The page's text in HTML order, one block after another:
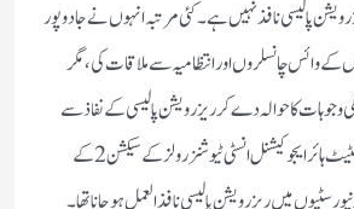
پالیسی نافذ نہیں ہے۔ کئی مرتبہ انہوں نے جادو پور
کے وائس چانسلروں اور انتظامیہ سے ملاقات کی، مگر
وجوہات کا حوالہ دے کر ریزرویشن پالیسی کے نفاذ سے
گریزاں ہیں۔ مغربی بنگال اسٹیٹ ہائر ایجوکیشنل انسٹی ٹیوشنزرولز کے سیکشن 2 کے
میں ریزرویشن پالیسی نافذ العمل ہوجانا تھا۔